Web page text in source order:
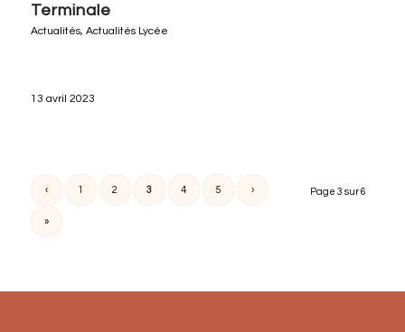
Terminale
Actualités, Actualités Lycée
13 avril 2023
Page 3 sur 6
‹ 1 2 3 4 5 ›
»